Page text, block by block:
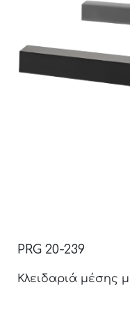
PRG 20-239
Κλειδαριά μέσης